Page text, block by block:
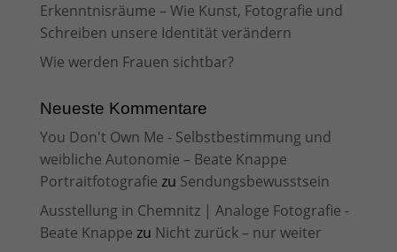
Erkenntnisräume – Wie Kunst, Fotografie und
Schreiben unsere Identität verändern
Wie werden Frauen sichtbar?
Neueste Kommentare
You Don't Own Me - Selbstbestimmung und
weibliche Autonomie – Beate Knappe
Portraitfotografie zu Sendungsbewusstsein
Ausstellung in Chemnitz | Analoge Fotografie -
Beate Knappe zu Nicht zurück – nur weiter